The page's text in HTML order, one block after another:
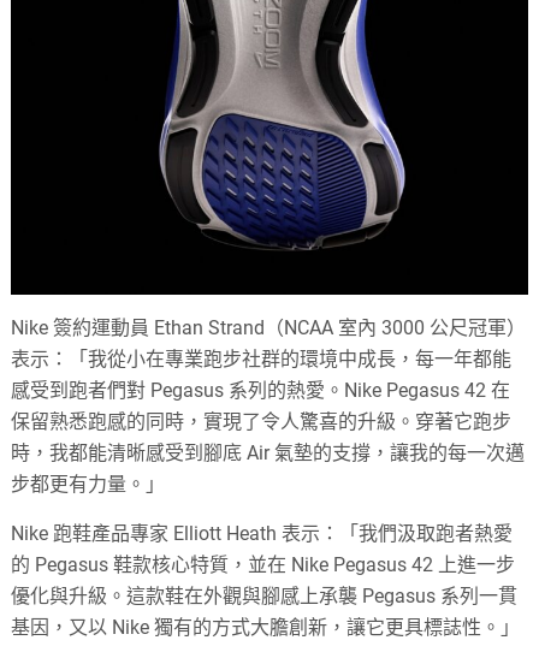
Nike 簽約運動員 Ethan Strand（NCAA 室內 3000 公尺冠軍）
表示：「我從小在專業跑步社群的環境中成長，每一年都能
感受到跑者們對 Pegasus 系列的熱愛。Nike Pegasus 42 在
保留熟悉跑感的同時，實現了令人驚喜的升級。穿著它跑步
時，我都能清晰感受到腳底 Air 氣墊的支撐，讓我的每一次邁
步都更有力量。」
Nike 跑鞋產品專家 Elliott Heath 表示：「我們汲取跑者熱愛
的 Pegasus 鞋款核心特質，並在 Nike Pegasus 42 上進一步
優化與升級。這款鞋在外觀與腳感上承襲 Pegasus 系列一貫
基因，又以 Nike 獨有的方式大膽創新，讓它更具標誌性。」